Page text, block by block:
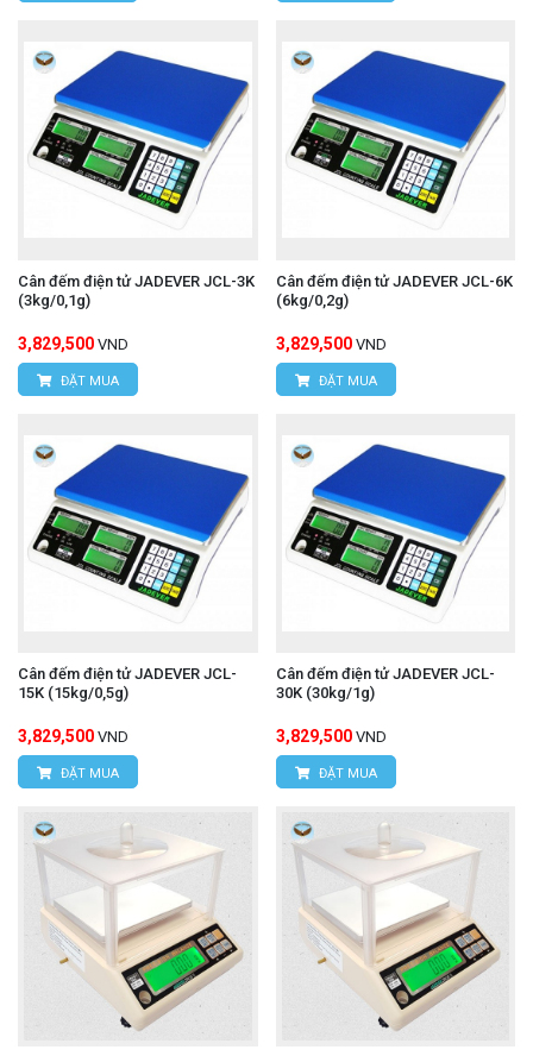
Cân đếm điện tử JADEVER JCL-3K
(3kg/0,1g)
3,829,500 VND
ĐẶT MUA
Cân đếm điện tử JADEVER JCL-6K
(6kg/0,2g)
3,829,500 VND
ĐẶT MUA
Cân đếm điện tử JADEVER JCL-
15K (15kg/0,5g)
3,829,500 VND
ĐẶT MUA
Cân đếm điện tử JADEVER JCL-
30K (30kg/1g)
3,829,500 VND
ĐẶT MUA